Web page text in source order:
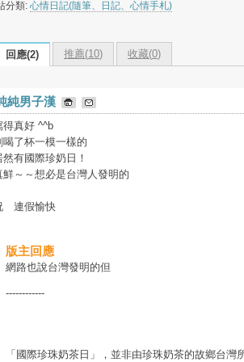
分類: 心情日記(隨筆、日記、心情手札)
回應(2) 推薦(10) 收藏(0)
純男子漢
得真好 ^^b
喝了杯一模一樣的
然有國際珍奶日！
鮮～～想必是台灣人發明的
連假愉快
版主回應
網路也說台灣發明的但
------------
「國際珍珠奶茶日」，並非由珍珠奶茶的故鄉台灣